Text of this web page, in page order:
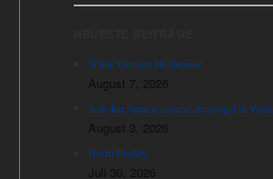
Wilde Tiere im Hochmoor
August 7, 2026
Auf den Spuren unserer Zugvögel in
August 3, 2026
Hecht Freddy
Juli 30, 2026